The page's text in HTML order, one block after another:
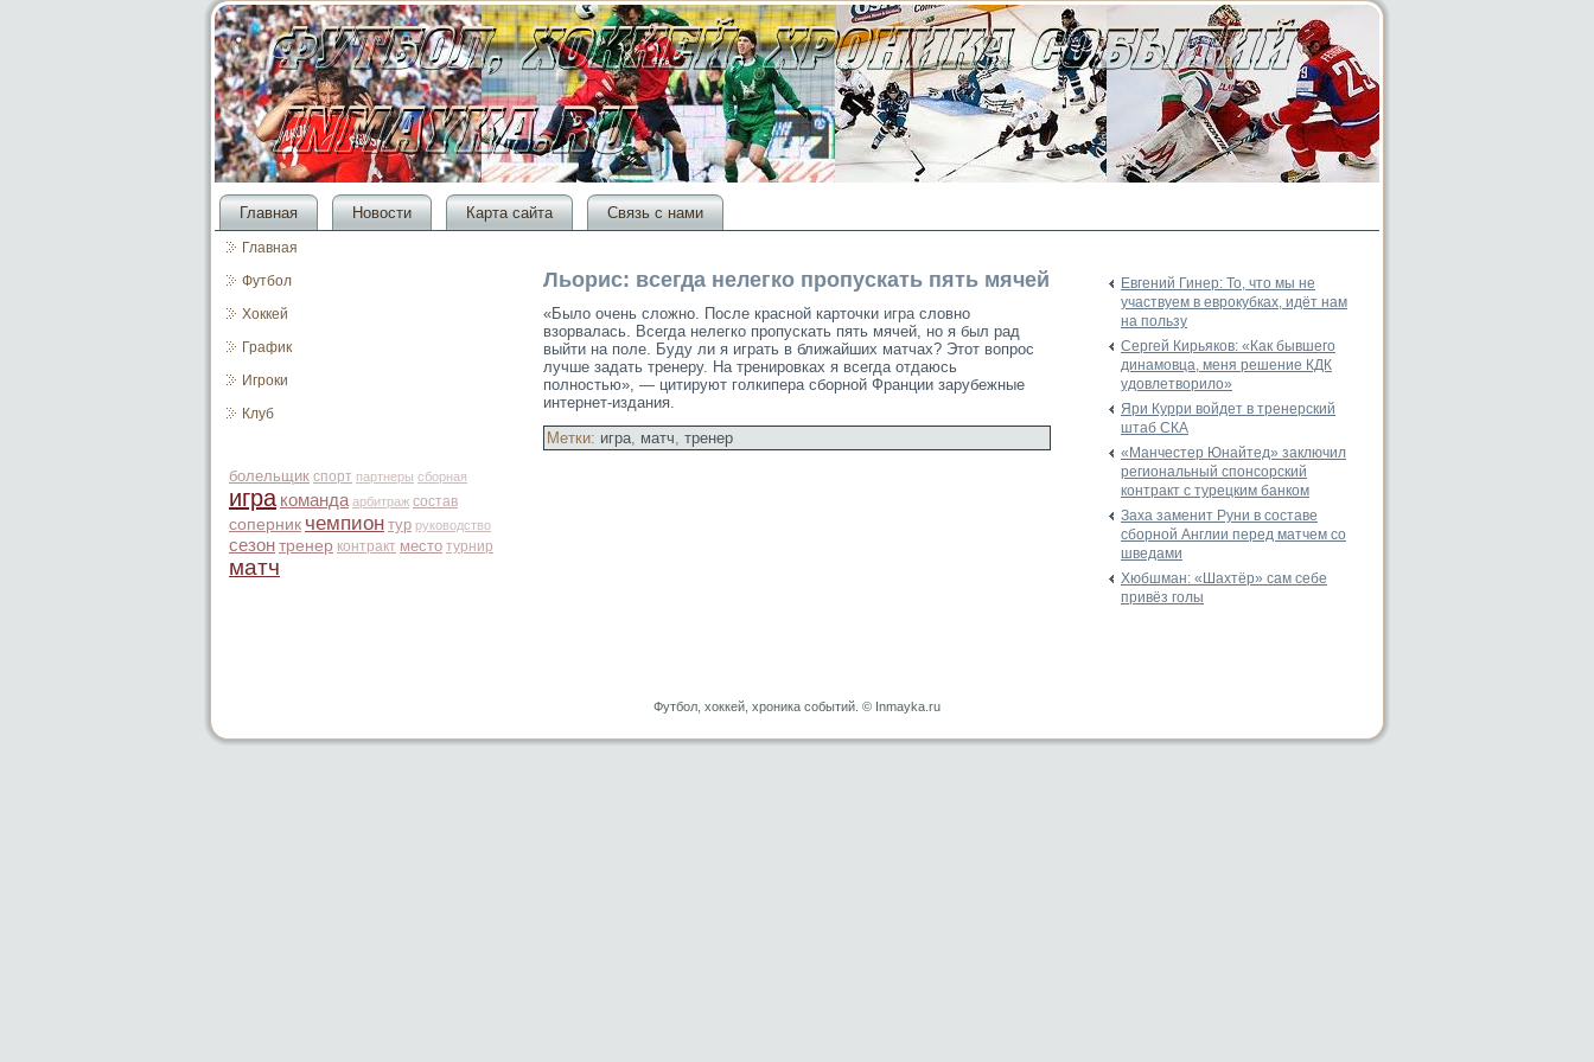
Главная Новости Карта сайта Связь с нами
Главная
Футбол
Хоккей
График
Игроки
Клуб
болельщик спорт партнеры сборная
игра команда арбитраж состав
соперник чемпион тур руководство
сезон тренер контракт место турнир
матч
Льорис: всегда нелегко пропускать пять мячей
«Было очень сложно. После красной карточки играсловно
взорвалась. Всегда нелегко пропускать пять мячей, но я был рад
выйти на поле. Буду ли я играть в ближайших матчах? Этот вопрос
лучше задать тренеру. На тренировках я всегда отдаюсь
полностью», — цитируют голкипера сборной Франции зарубежные
интернет-издания.
Метки: игра, матч, тренер
Евгений Гинер: То, что мы не
участвуем в еврокубках, идёт нам
на пользу
Сергей Кирьяков: «Как бывшего
динамовца, меня решение КДК
удовлетворило»
Яри Курри войдет в тренерский
штаб СКА
«Манчестер Юнайтед» заключил
региональный спонсорский
контракт с турецким банком
Заха заменит Руни в составе
сборной Англии перед матчем со
шведами
Хюбшман: «Шахтёр» сам себе
привёз голы
Футбол, хоккей, хроника событий. © Inmayka.ru